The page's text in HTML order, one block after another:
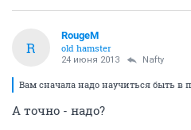
R
RougeM
old hamster
24 июня 2013 Nafty
Вам сначала надо научиться быть в
А точно - надо?